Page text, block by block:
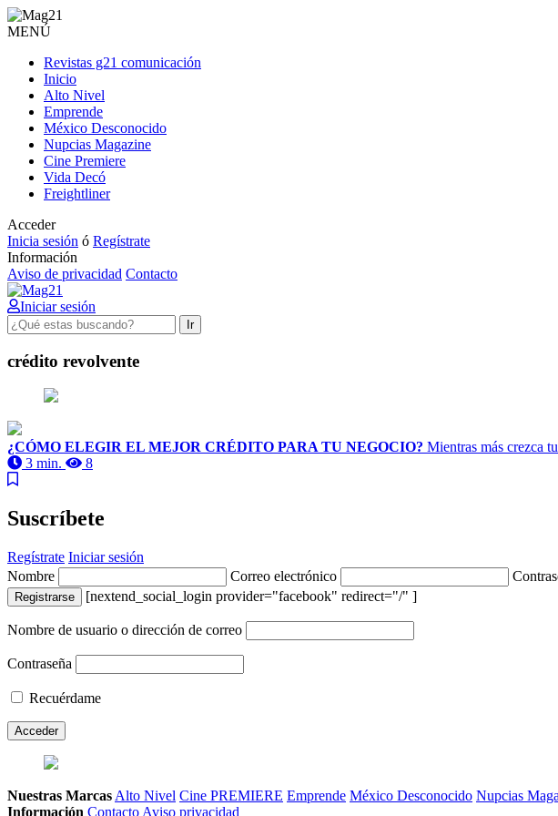
MENÚ
Revistas g21 comunicación
Inicio
Alto Nivel
Emprende
México Desconocido
Nupcias Magazine
Cine Premiere
Vida Decó
Freightliner
Acceder
Inicia sesión ó Regístrate
Información
Aviso de privacidad Contacto
Iniciar sesión
Ir
crédito revolvente
¿CÓMO ELEGIR EL MEJOR CRÉDITO PARA TU NEGOCIO? Mientras más crezca
3 min.
8
Suscríbete
Regístrate Iniciar sesión
Nombre
Correo electrónico
Registrarse [nextend_social_login provider="facebook" redirect="/" ]
Nombre de usuario o dirección de correo
Contraseña
Recuérdame
Nuestras Marcas Alto Nivel Cine PREMIERE Emprende México Desconocido Nupcias
Información Contacto Aviso privacidad